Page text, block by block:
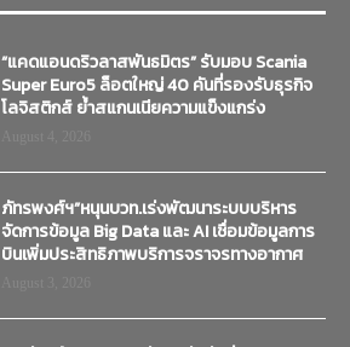
“แคดแอนดริวลาสพันธมิตร” รับมอบ Scania
Super Euro5 ล็อตใหญ่ 40 คันที่รองรับธุรกิจ
โลจิสติกส์ ย้ำสแกนเนียความแข็งแกร่ง
ภัทรพงศ์ฯ”หนุนบวท.เร่งพัฒนาระบบบริหาร
จัดการข้อมูล Big Data และ AI เชื่อมข้อมูลการ
บินเพิ่มประสิทธิภาพบริการจราจรทางอากาศ